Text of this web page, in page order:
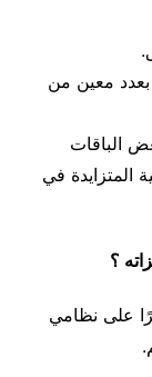
معين من
الباقات
المتزايدة في
؟
على نظامي